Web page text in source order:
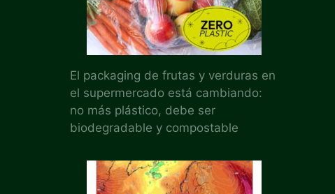
El packaging de frutas y verduras en
el supermercado está cambiando:
no más plástico, debe ser
biodegradable y compostable